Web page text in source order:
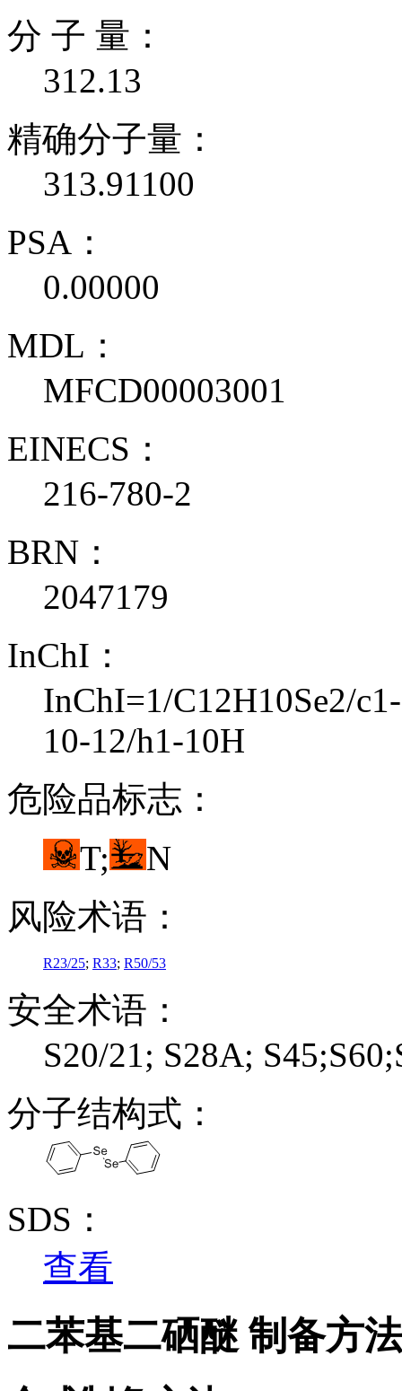
分 子 量：
312.13
精确分子量：
313.91100
PSA：
0.00000
MDL：
MFCD00003001
EINECS：
216-780-2
BRN：
2047179
InChI：
InChI=1/C12H10Se2/
10-12/h1-10H
危险品标志：
T;
N
风险术语：
R23/25; R33; R50/53
安全术语：
S20/21; S28A;
分子结构式：
SDS：
查看
二苯基二硒醚 制备方